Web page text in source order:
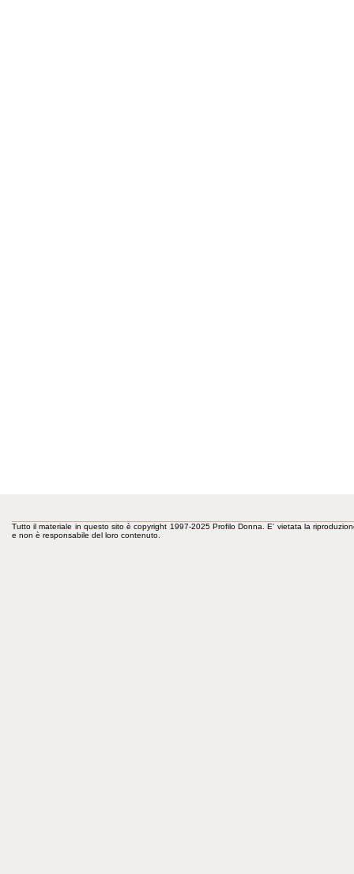
Tutto il materiale in questo sito è copyright 1997-2025 Profilo Donna. E' vietata la
e non è responsabile del loro contenuto.